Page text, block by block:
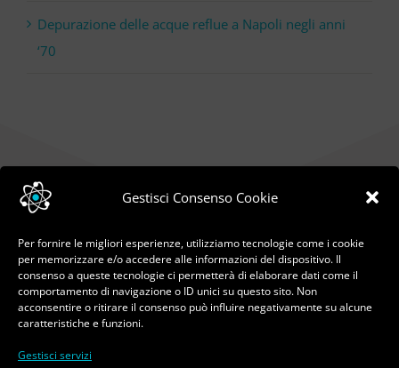
Gestisci Consenso Cookie
Per fornire le migliori esperienze, utilizziamo tecnologie come i cookie
per memorizzare e/o accedere alle informazioni del dispositivo. Il
consenso a queste tecnologie ci permetterà di elaborare dati come il
comportamento di navigazione o ID unici su questo sito. Non
acconsentire o ritirare il consenso può influire negativamente su alcune
caratteristiche e funzioni.
Gestisci servizi
Depurazione delle acque reflue a Napoli negli anni
‘70